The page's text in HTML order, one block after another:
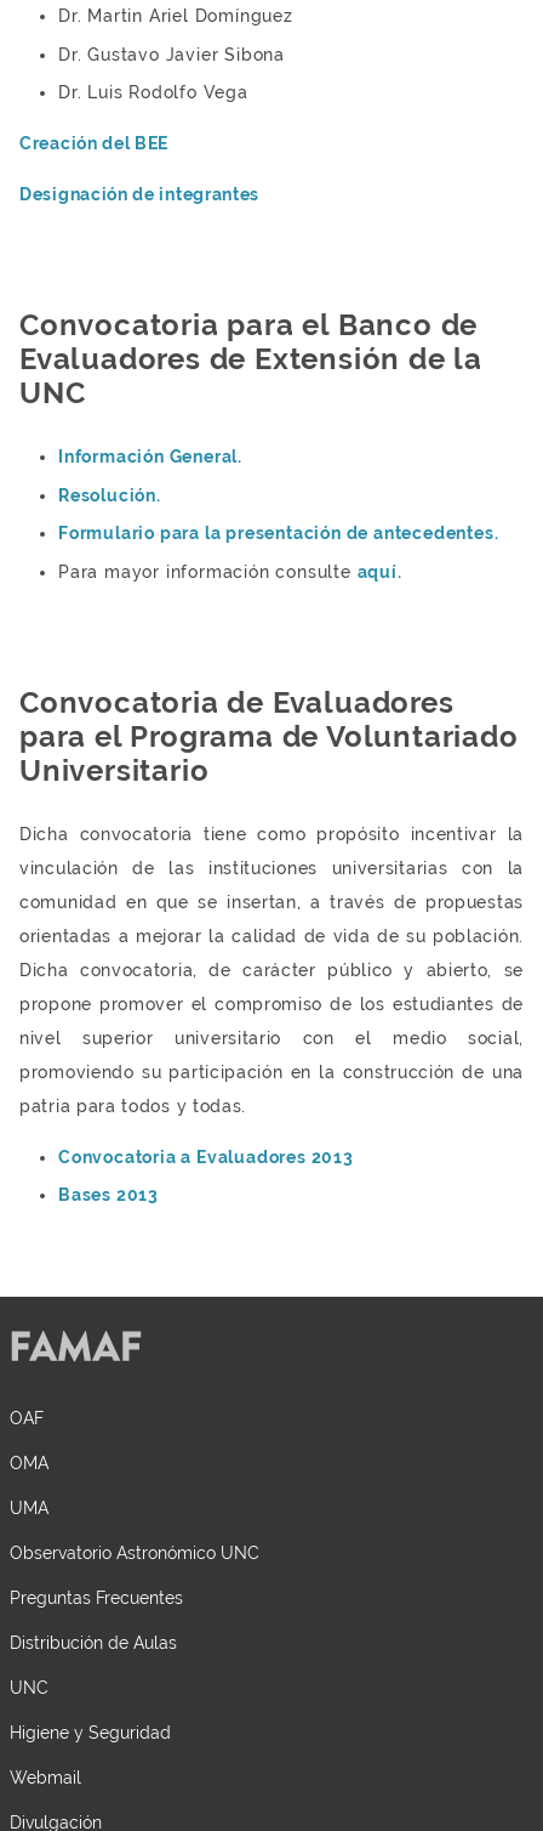
Dr. Martin Ariel Domínguez
Dr. Gustavo Javier Sibona
Dr. Luis Rodolfo Vega
Creación del BEE
Designación de integrantes
Convocatoria para el Banco de
Evaluadores de Extensión de la
UNC
Información General.
Resolución.
Formulario para la presentación de antecedentes.
Para mayor información consulte aquí.
Convocatoria de Evaluadores
para el Programa de Voluntariado
Universitario
Dicha convocatoria tiene como propósito incentivar la
vinculación de las instituciones universitarias con la
comunidad en que se insertan, a través de propuestas
orientadas a mejorar la calidad de vida de su población.
Dicha convocatoria, de carácter público y abierto, se
propone promover el compromiso de los estudiantes de
nivel superior universitario con el medio social,
promoviendo su participación en la construcción de una
patria para todos y todas.
Convocatoria a Evaluadores 2013
Bases 2013
OAF
OMA
UMA
Observatorio Astronómico UNC
Preguntas Frecuentes
Distribución de Aulas
UNC
Higiene y Seguridad
Webmail
Divulgación